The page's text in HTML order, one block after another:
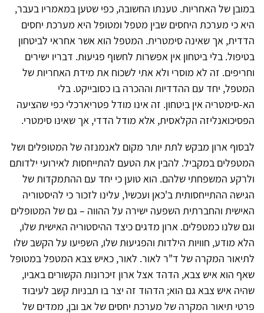
במובן של האחריות. טענתו החשובה, כפי שטען במאמריו בעבר,
היא כי מערכת היחסים שבין מטפל ומטופל היא מערכת יחסים
הדדית, אך שאינה סימטרית. המטפל הוא אשר אחראי לביטחון
בטיפול. בלי ביטחון אין אפשרות לחשוף פגיעוּת. דבריו ישירים
וחריפים. זה לא מוסרי ולא אתי לשכוח את מידת האחריות של
המטפל, יחד עם ההדדיות וההכרה בו כסובייקט. בלי
הא-סימטריה אין ביטחון. זה אינו מודל פטריארכלי כפי שהציעה
הפסיכואנליזה הקלאסית, אלא מודל הדדי, אך שאינו סימטרי.
לבסוף ארון מבקש לתת יותר מקום לאנמנזה של המטופלים ושל
המטפלים במקביל. להבין את הטעם להתייחסות לאירועי ילדותם
ולרקע המשפחתי שלהם. הוא טוען כי יחד עם ההתמקדות של
הגישה ההתייחסותית ב'כאן ועכשיו', עלינו לזכור כי להיסטוריה
האישית והחברתית השפעה ישירה על ההווה – גם של המטופלים
וגם שלנו כמטפלים. ארון מדגים כיצד ההיסטוריה האישית שלו,
הלא מודע, חוויות הילדות והפגיעוּת שלו, השפיעו על הקשב שלו
לתיאור המקרה של ד"ר לאור. לאור, כאיש צבא המטפל במטופל
שאף הוא איש צבא, הדהד אצל ארון זיכרונות הקשורים באביו,
שהיה איש צבא גם הוא; הדהוד זה יצר בו תבניות קשב לעיבוד
פרטי תיאור המקרה של מערכת יחסים של אב ובן, ממדים של